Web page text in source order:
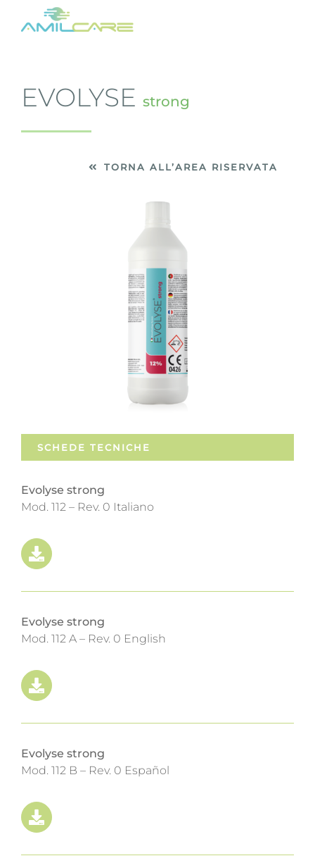
EVOLYSE strong
TORNA ALL’AREA RISERVATA
SCHEDE TECNICHE
Evolyse strong
Mod. 112 – Rev. 0 Italiano
Evolyse strong
Mod. 112 A – Rev. 0 English
Evolyse strong
Mod. 112 B – Rev. 0 Español